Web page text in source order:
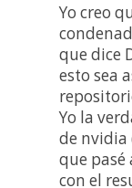
Yo creo
que dice
esto sea
Yo la
de nvidia
que pasé
con el